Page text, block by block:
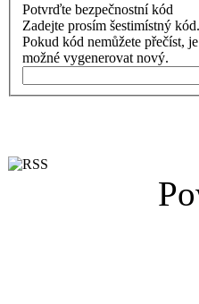
Potvrďte bezpečnostní kód
Zadejte prosím šestimístný kód.
Pokud kód nemůžete přečíst, je
možné vygenerovat nový.